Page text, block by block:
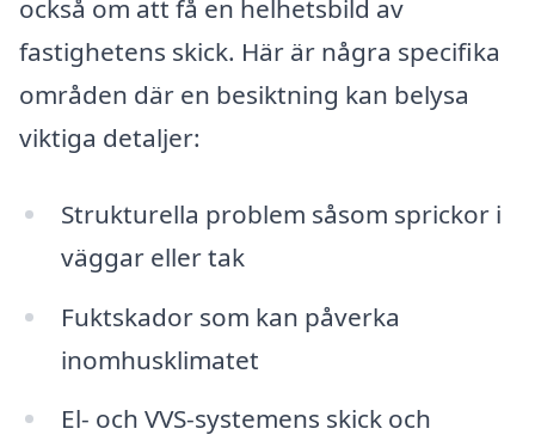
också om att få en helhetsbild av
fastighetens skick. Här är några specifika
områden där en besiktning kan belysa
viktiga detaljer:
Strukturella problem såsom sprickor i
väggar eller tak
Fuktskador som kan påverka
inomhusklimatet
El- och VVS-systemens skick och